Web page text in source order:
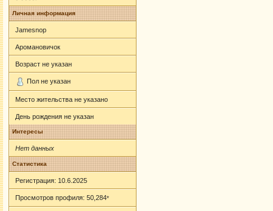
Личная информация
Jamesnop
Аромановичок
Возраст не указан
Пол не указан
Место жительства не указано
День рождения не указан
Интересы
Нет данных
Статистика
Регистрация: 10.6.2025
Просмотров профиля: 50,284*